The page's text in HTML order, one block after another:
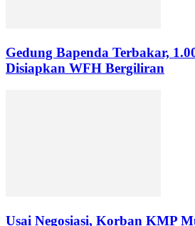
Gedung Bapenda Terbakar,
Disiapkan WFH Bergiliran
Usai Negosiasi, Korban KMP